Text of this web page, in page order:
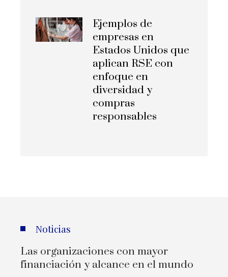
Ejemplos de
empresas en
Estados Unidos que
aplican RSE con
enfoque en
diversidad y
compras
responsables
Noticias
Las organizaciones con mayor
financiación y alcance en el mundo